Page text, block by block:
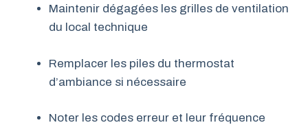
Maintenir dégagées les grilles de ventilation
du local technique
Remplacer les piles du thermostat
d’ambiance si nécessaire
Noter les codes erreur et leur fréquence